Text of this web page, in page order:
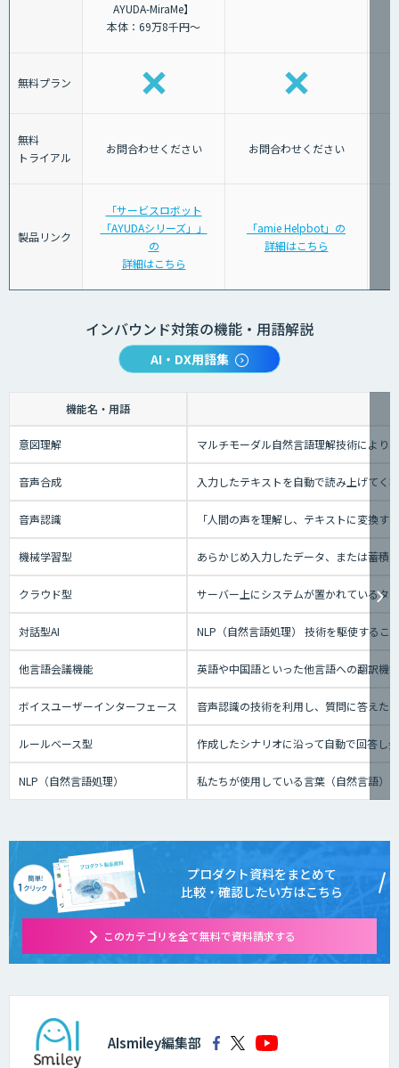
AYUDA-MiraMe】
本体：69万8千円～
無料プラン
無料
トライアル
お問合わせください お問合わせください
製品リンク
「サービスロボット
「AYUDAシリーズ」」
の
詳細はこちら
「amie Helpbot」の
詳細はこちら
インバウンド対策の機能・用語解説
AI・DX用語集
機能名・用語
意図理解 マルチモーダル自然言語理解技術により
音声合成 入力したテキストを自動で読み上げてく
音声認識 「人間の声を理解し、テキストに変換
機械学習型 あらかじめ入力したデータ、または蓄積
クラウド型 サーバー上にシステムが置かれているタ
対話型AI NLP（自然言語処理） 技術を駆使するこ
他言語会議機能 英語や中国語といった他言語への翻訳機
ボイスユーザーインターフェース 音声認識の技術を利用し、質問に答えた
ルールベース型 作成したシナリオに沿って自動で回答し
NLP（自然言語処理） 私たちが使用している言葉（自然言語）
プロダクト資料をまとめて
比較・確認したい方はこちら
このカテゴリを全て無料で資料請求する
AIsmiley編集部